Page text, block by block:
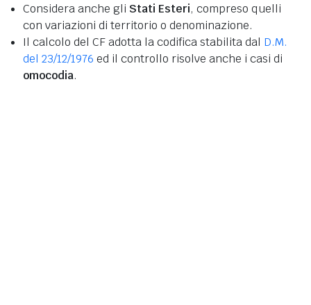
Considera anche gli Stati Esteri, compreso quelli
con variazioni di territorio o denominazione.
Il calcolo del CF adotta la codifica stabilita dal D.M.
del 23/12/1976 ed il controllo risolve anche i casi di
omocodia.